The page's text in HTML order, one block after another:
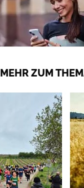
MEHR ZUM